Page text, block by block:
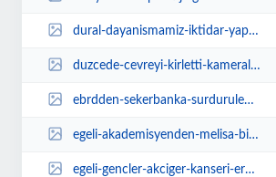
dural-dayanismamiz-iktidar-yapacaktir-OL5hDZrY.webp
duzcede-cevreyi-kirletti-kameralardan-kacamadi-HaRPmy1x.webp
ebrdden-sekerbanka-surdurulebilir-tarimin-finansmanina-yonelik-kaynak-vAMnlWC...
egeli-akademisyenden-melisa-bitkisini-ilac-sektorune-kazandiracak-proje-8k6mq...
egeli-gencler-akciger-kanseri-erken-tani-kiti-gelistirdi-Wxff5Bmv.jpg